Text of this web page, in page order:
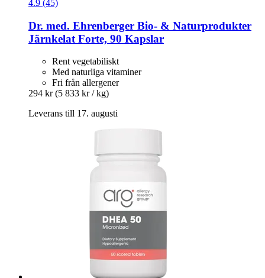
4.9 (45)
Dr. med. Ehrenberger Bio- & Naturprodukter
Järnkelat Forte, 90 Kapslar
Rent vegetabiliskt
Med naturliga vitaminer
Fri från allergener
294 kr (5 833 kr / kg)
Leverans till 17. augusti